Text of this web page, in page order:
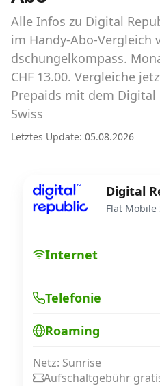
Watches
Tarifrechner
Der gute alte
Roaming-Tarife
Internet, TV, Telefon
Alle Infos zu Digital
im Handy-Abo-Vergleich
dschungelkompass.
CHF 13.00. Vergleiche
Prepaids mit dem Digital
Swiss
Letztes Update: 05.08.2026
Digital
Flat Mobile
Internet
Telefonie
Roaming
Netz: Sunrise
Aufschaltgebühr